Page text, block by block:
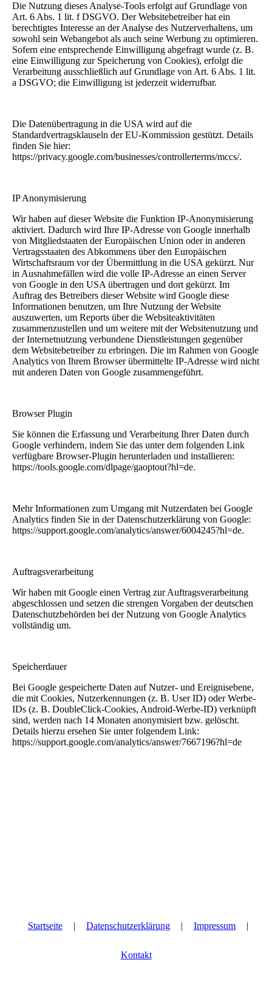
Die Nutzung dieses Analyse-Tools erfolgt auf Grundlage von
Art. 6 Abs. 1 lit. f DSGVO. Der Websitebetreiber hat ein
berechtigtes Interesse an der Analyse des Nutzerverhaltens, um
sowohl sein Webangebot als auch seine Werbung zu optimieren.
Sofern eine entsprechende Einwilligung abgefragt wurde (z. B.
eine Einwilligung zur Speicherung von Cookies), erfolgt die
Verarbeitung ausschließlich auf Grundlage von Art. 6 Abs. 1 lit.
a DSGVO; die Einwilligung ist jederzeit widerrufbar.
Die Datenübertragung in die USA wird auf die
Standardvertragsklauseln der EU-Kommission gestützt. Details
finden Sie hier:
https://privacy.google.com/businesses/controllerterms/mccs/.
IP Anonymisierung
Wir haben auf dieser Website die Funktion IP-Anonymisierung
aktiviert. Dadurch wird Ihre IP-Adresse von Google innerhalb
von Mitgliedstaaten der Europäischen Union oder in anderen
Vertragsstaaten des Abkommens über den Europäischen
Wirtschaftsraum vor der Übermittlung in die USA gekürzt. Nur
in Ausnahmefällen wird die volle IP-Adresse an einen Server
von Google in den USA übertragen und dort gekürzt. Im
Auftrag des Betreibers dieser Website wird Google diese
Informationen benutzen, um Ihre Nutzung der Website
auszuwerten, um Reports über die Websiteaktivitäten
zusammenzustellen und um weitere mit der Websitenutzung und
der Internetnutzung verbundene Dienstleistungen gegenüber
dem Websitebetreiber zu erbringen. Die im Rahmen von Google
Analytics von Ihrem Browser übermittelte IP-Adresse wird nicht
mit anderen Daten von Google zusammengeführt.
Browser Plugin
Sie können die Erfassung und Verarbeitung Ihrer Daten durch
Google verhindern, indem Sie das unter dem folgenden Link
verfügbare Browser-Plugin herunterladen und installieren:
https://tools.google.com/dlpage/gaoptout?hl=de.
Mehr Informationen zum Umgang mit Nutzerdaten bei Google
Analytics finden Sie in der Datenschutzerklärung von Google:
https://support.google.com/analytics/answer/6004245?hl=de.
Auftragsverarbeitung
Wir haben mit Google einen Vertrag zur Auftragsverarbeitung
abgeschlossen und setzen die strengen Vorgaben der deutschen
Datenschutzbehörden bei der Nutzung von Google Analytics
vollständig um.
Speicherdauer
Bei Google gespeicherte Daten auf Nutzer- und Ereignisebene,
die mit Cookies, Nutzerkennungen (z. B. User ID) oder Werbe-
IDs (z. B. DoubleClick-Cookies, Android-Werbe-ID) verknüpft
sind, werden nach 14 Monaten anonymisiert bzw. gelöscht.
Details hierzu ersehen Sie unter folgendem Link:
https://support.google.com/analytics/answer/7667196?hl=de
Startseite | Datenschutzerklärung | Impressum |
Kontakt